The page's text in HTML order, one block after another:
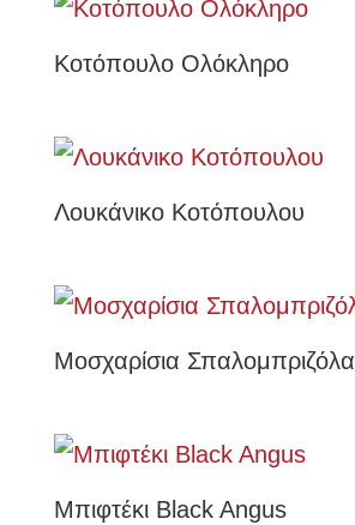
Κοτόπουλο Ολόκληρο
Λουκάνικο Κοτόπουλου
Μοσχαρίσια Σπαλομπριζόλα
Μπιφτέκι Black Angus